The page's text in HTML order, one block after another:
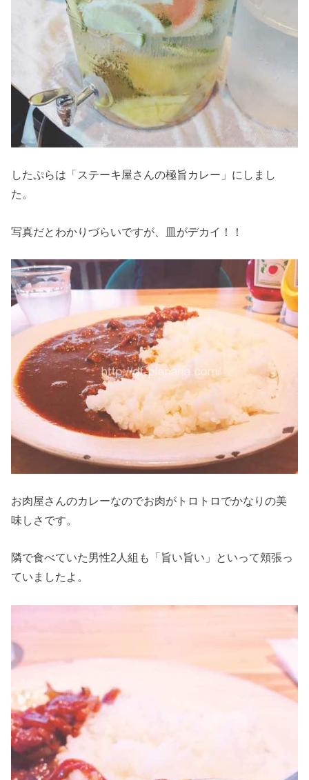
したぷらは「ステーキ屋さんの極旨カレー」にしまし
た。
写真だとわかりづらいですが、皿がデカイ！！
お肉屋さんのカレーなのでお肉がトロトロでかなりの美
味しさです。
隣で食べていた男性2人組も「旨い旨い」といって頬張っ
ていましたよ。